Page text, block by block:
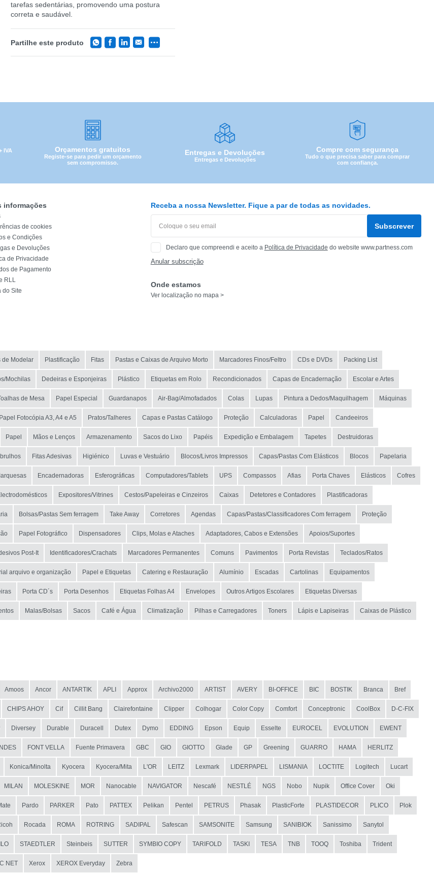
tarefas sedentárias, promovendo uma postura
correta e saudável.
Partilhe este produto
IVA
Orçamentos gratuitos
Registe-se para pedir um orçamento
sem compromisso.
Entregas e Devoluções
Entregas e Devoluções
Compre com segurança
Tudo o que precisa saber para comprar
com confiança.
informações
de cookies
e Condições
e Devoluções
de Privacidade
de Pagamento
RLL
do Site
Receba a nossa Newsletter. Fique a par de todas as novidades.
Subscrever
Declaro que compreendi e aceito a Política de Privacidade do website www.partness.com
Anular subscrição
Onde estamos
Ver localização no mapa >
de Modelar Plastificação Fitas Pastas e Caixas de Arquivo Morto Marcadores Finos/Feltro CDs e DVDs Packing List
Mochilas Dedeiras e Esponjeiras Plástico Etiquetas em Rolo Recondicionados Capas de Encadernação Escolar e Artes
de Mesa Papel Especial Guardanapos Air-Bag/Almofadados Colas Lupas Pintura a Dedos/Maquilhagem Máquinas
Papel Fotocópia A3, A4 e A5 Pratos/Talheres Capas e Pastas Catálogo Proteção Calculadoras Papel Candeeiros
Papel Mãos e Lenços Armazenamento Sacos do Lixo Papéis Expedição e Embalagem Tapetes Destruidoras
Fitas Adesivas Higiénico Luvas e Vestuário Blocos/Livros Impressos Capas/Pastas Com Elásticos Blocos Papelaria
Encadernadoras Esferográficas Computadores/Tablets UPS Compassos Afias Porta Chaves Elásticos Cofres
Expositores/Vitrines Cestos/Papeleiras e Cinzeiros Caixas Detetores e Contadores Plastificadoras
Bolsas/Pastas Sem ferragem Take Away Corretores Agendas Capas/Pastas/Classificadores Com ferragem Proteção
Papel Fotográfico Dispensadores Clips, Molas e Ataches Adaptadores, Cabos e Extensões Apoios/Suportes
Post-It Identificadores/Crachats Marcadores Permanentes Comuns Pavimentos Porta Revistas Teclados/Ratos
arquivo e organização Papel e Etiquetas Catering e Restauração Alumínio Escadas Cartolinas Equipamentos
Porta CD´s Porta Desenhos Etiquetas Folhas A4 Envelopes Outros Artigos Escolares Etiquetas Diversas
Malas/Bolsas Sacos Café e Água Climatização Pilhas e Carregadores Toners Lápis e Lapiseiras Caixas de Plástico
Amoos Ancor ANTARTIK APLI Approx Archivo2000 ARTIST AVERY BI-OFFICE BIC BOSTIK Branca Bref
CHIPS AHOY Cif Cillit Bang Clairefontaine Clipper Colhogar Color Copy Comfort Conceptronic CoolBox D-C-FIX
Diversey Durable Duracell Dutex Dymo EDDING Epson Equip Esselte EUROCEL EVOLUTION EWENT
FONT VELLA Fuente Primavera GBC GIO GIOTTO Glade GP Greening GUARRO HAMA HERLITZ
Konica/Minolta Kyocera Kyocera/Mita L'OR LEITZ Lexmark LIDERPAPEL LISMANIA LOCTITE Logitech Lucart
MILAN MOLESKINE MOR Nanocable NAVIGATOR Nescafé NESTLÉ NGS Nobo Nupik Office Cover Oki
Pardo PARKER Pato PATTEX Pelikan Pentel PETRUS Phasak PlasticForte PLASTIDECOR PLICO Plok
Rocada ROMA ROTRING SADIPAL Safescan SAMSONITE Samsung SANIBIOK Sanissimo Sanytol
STAEDTLER Steinbeis SUTTER SYMBIO COPY TARIFOLD TASKI TESA TNB TOOQ Toshiba Trident
NET Xerox XEROX Everyday Zebra
NOME
MARCA